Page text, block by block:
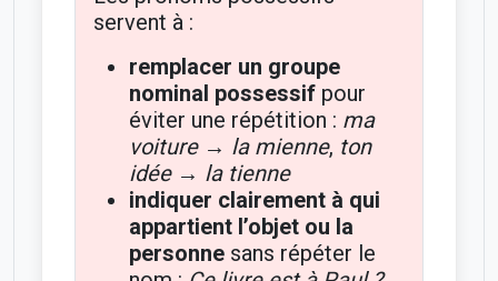
servent à :
remplacer un groupe
nominal possessifpour
éviter une répétition : ma
voiture → la mienne, ton
idée → la tienne
indiquer clairement à qui
appartient l’objet ou la
personnesans répéter le